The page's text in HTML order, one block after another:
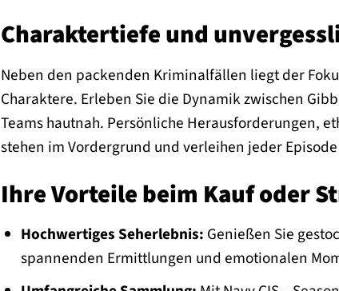
Charaktertiefe und
Neben den packenden Kriminalfällen liegt der
Charaktere. Erleben Sie die Dynamik zwischen
Teams hautnah. Persönliche Herausforderungen,
stehen im Vordergrund und verleihen jeder
Ihre Vorteile beim Kauf oder
Hochwertiges Seherlebnis: Genießen Sie
spannenden Ermittlungen und emotionalen